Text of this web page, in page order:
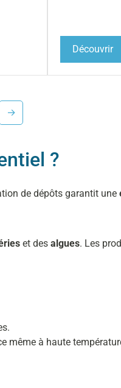
Découvrir
→
?
de dépôts garantit une
et des algues. Les
même à haute